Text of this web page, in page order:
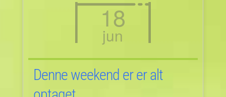
18
jun
Denne weekend er er alt